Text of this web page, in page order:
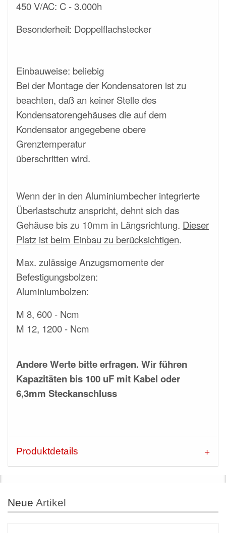
450 V/AC: C -3.000h
Besonderheit: Doppelflachstecker
Einbauweise: beliebig
Bei der Montage der Kondensatoren ist zu
beachten, daß an keiner Stelle des
Kondensatorengehäuses die auf dem
Kondensator angegebene obere
Grenztemperatur
überschritten wird.
Wenn der in den Aluminiumbecher integrierte
Überlastschutz anspricht, dehnt sich das
Gehäuse bis zu 10mm in Längsrichtung. Dieser
Platz ist beim Einbau zu berücksichtigen.
Max. zulässige Anzugsmomente der
Befestigungsbolzen:
Aluminiumbolzen:
M 8, 600 - Ncm
M 12, 1200 - Ncm
Andere Werte bitte erfragen. Wir führen
Kapazitäten bis 100 uF mit Kabel oder
6,3mm Steckanschluss
Produktdetails
Neue Artikel